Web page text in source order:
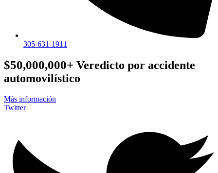
305-631-1911
$50,000,000+ Veredicto por accidente
automovilístico
Más información
Twitter